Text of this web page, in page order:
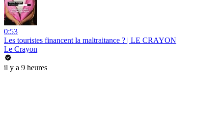
0:53
Les touristes financent la maltraitance ? | LE CRAYON
Le Crayon
il y a 9 heures